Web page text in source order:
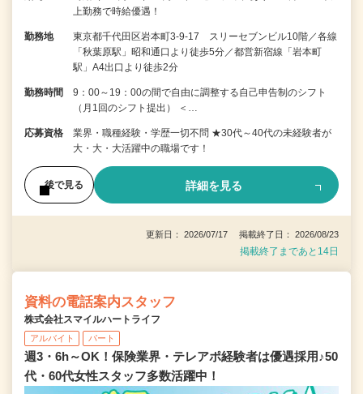
上勤務で時給優遇！
勤務地
東京都千代田区岩本町3-9-17 スリーセブンビル10階／各線
「秋葉原駅」昭和通口より徒歩5分／都営新宿線「岩本町
駅」A4出口より徒歩2分
勤務時間
9：00～19：00の間で自由に調整する自己申告制のシフト
（月1回のシフト提出） ＜…
応募資格
業界・職種経験・学歴一切不問 ★30代～40代の未経験者が
大・大・大活躍中の職場です！
後で見る 詳細を見る
更新日： 2026/07/17 掲載終了日： 2026/08/23
掲載終了まであと14日
資料の電話案内スタッフ
株式会社スマイルハートライフ
アルバイト パート
週3・6h～OK！保険業界・テレアポ経験者は優遇採用♪50
代・60代女性スタッフ多数活躍中！